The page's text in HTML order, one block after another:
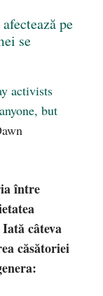
pe
se
activists
but
între
câteva
căsătoriei